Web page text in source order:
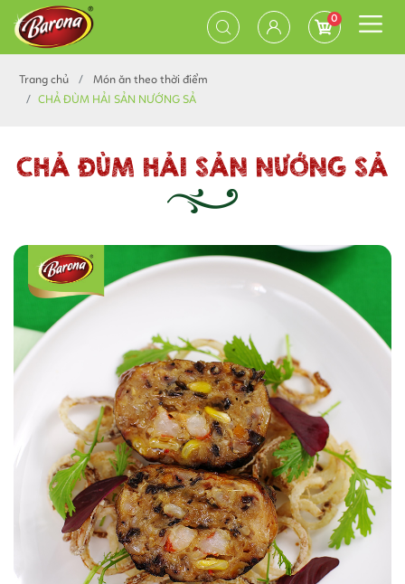
0
Trang chủ
Món ăn theo thời điểm
CHẢ ĐÙM HẢI SẢN NƯỚNG SẢ
CHẢ ĐÙM HẢI SẢN NƯỚNG SẢ